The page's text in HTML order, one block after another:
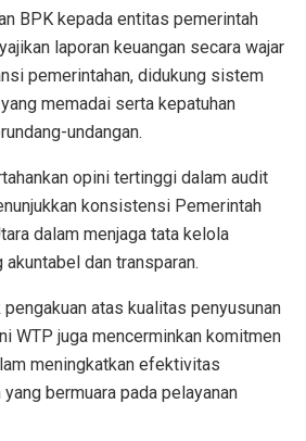
BPK kepada entitas pemerintah
laporan keuangan secara wajar
pemerintahan, didukung sistem
memadai serta kepatuhan
undangan.
opini tertinggi dalam audit
konsistensi Pemerintah
dalam menjaga tata kelola
akuntabel dan transparan.
atas kualitas penyusunan
WTP juga mencerminkan komitmen
meningkatkan efektivitas
bermuara pada pelayanan